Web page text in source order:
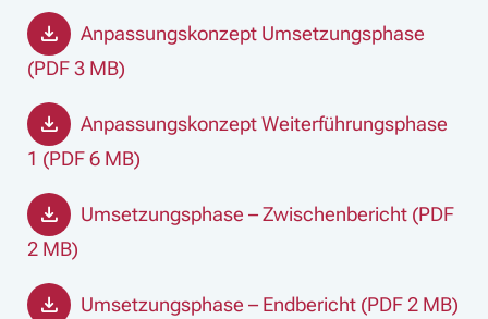
Anpassungskonzept Umsetzungsphase
(PDF 3 MB)
Anpassungskonzept Weiterführungsphase
1 (PDF 6 MB)
Umsetzungsphase – Zwischenbericht (PDF
2 MB)
Umsetzungsphase – Endbericht (PDF 2 MB)